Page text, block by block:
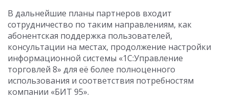
В дальнейшие планы партнеров входит
сотрудничество по таким направлениям, как
абонентская поддержка пользователей,
консультации на местах, продолжение настройки
информационной системы «1С:Управление
торговлей 8» для её более полноценного
использования и соответствия потребностям
компании «БИТ 95».